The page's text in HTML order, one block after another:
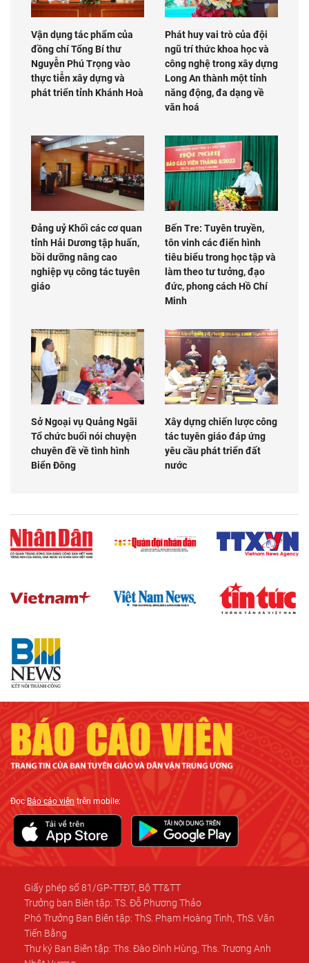
Vận dụng tác phẩm của
đồng chí Tổng Bí thư
Nguyễn Phú Trọng vào
thực tiễn xây dựng và
phát triển tỉnh Khánh Hoà
Phát huy vai trò của đội
ngũ trí thức khoa học và
công nghệ trong xây dựng
Long An thành một tỉnh
năng động, đa dạng về
văn hoá
Đảng uỷ Khối các cơ quan
tỉnh Hải Dương tập huấn,
bồi dưỡng nâng cao
nghiệp vụ công tác tuyên
giáo
Bến Tre: Tuyên truyền,
tôn vinh các điển hình
tiêu biểu trong học tập và
làm theo tư tưởng, đạo
đức, phong cách Hồ Chí
Minh
Sở Ngoại vụ Quảng Ngãi
Tổ chức buổi nói chuyện
chuyên đề về tình hình
Biển Đông
Xây dựng chiến lược công
tác tuyên giáo đáp ứng
yêu cầu phát triển đất
nước
ĐọcBáo cáo viên trên mobile:
Giấy phép số 81/GP-TTĐT, Bộ TT&TT
Trưởng ban Biên tập: TS. Đỗ Phương Thảo
Phó Trưởng Ban Biên tập: ThS. Phạm Hoàng Tinh, ThS. Văn
Tiến Bằng
Thư ký Ban Biên tập: Ths. Đào Đình Hùng, Ths. Trương Anh